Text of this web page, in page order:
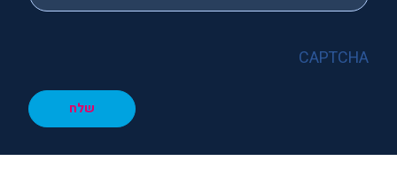
CAPTCHA
שלח